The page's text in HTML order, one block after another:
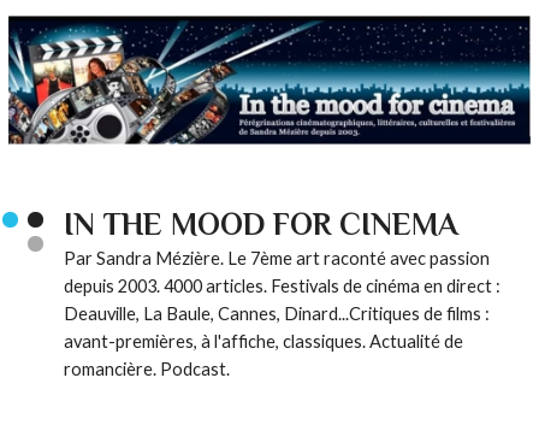
IN THE MOOD FOR CINEMA
Par Sandra Mézière. Le 7ème art raconté avec passion
depuis 2003. 4000 articles. Festivals de cinéma en direct :
Deauville, La Baule, Cannes, Dinard...Critiques de films :
avant-premières, à l'affiche, classiques. Actualité de
romancière. Podcast.